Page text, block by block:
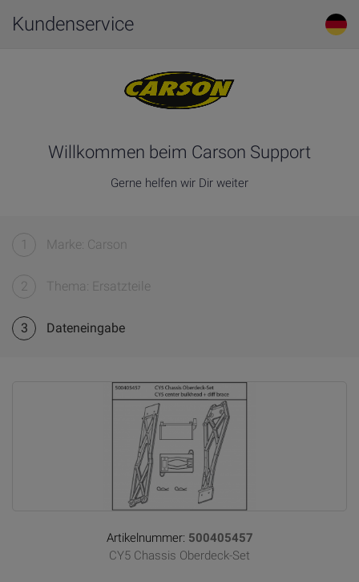
Kundenservice
Willkommen beim Carson Support
Gerne helfen wir Dir weiter
1 Marke: Carson
2 Thema: Ersatzteile
3 Dateneingabe
Artikelnummer: 500405457
CY5 Chassis Oberdeck-Set